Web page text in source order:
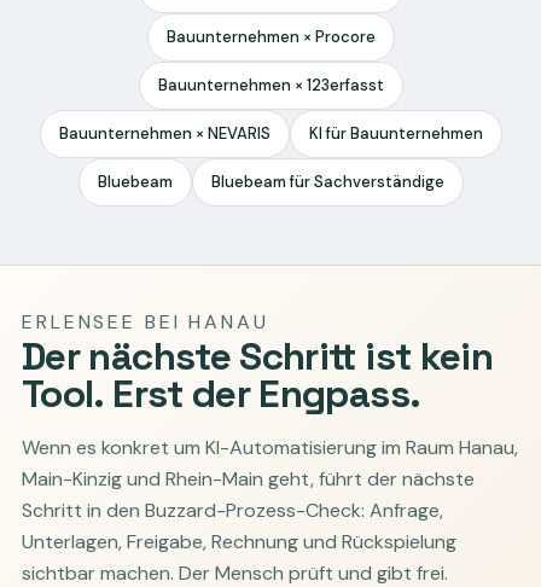
Bauunternehmen × Procore
Bauunternehmen × 123erfasst
Bauunternehmen × NEVARIS KI für Bauunternehmen
Bluebeam Bluebeam für Sachverständige
ERLENSEE BEI HANAU
Der nächste Schritt ist kein
Tool. Erst der Engpass.
Wenn es konkret um KI-Automatisierung im Raum Hanau,
Main-Kinzig und Rhein-Main geht, führt der nächste
Schritt in den Buzzard-Prozess-Check: Anfrage,
Unterlagen, Freigabe, Rechnung und Rückspielung
sichtbar machen. Der Mensch prüft und gibt frei.